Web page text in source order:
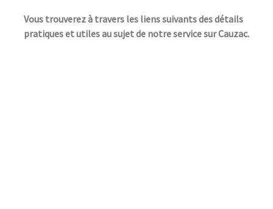
Vous trouverez à travers les liens suivants des détails
pratiques et utiles au sujet de notre service sur Cauzac.